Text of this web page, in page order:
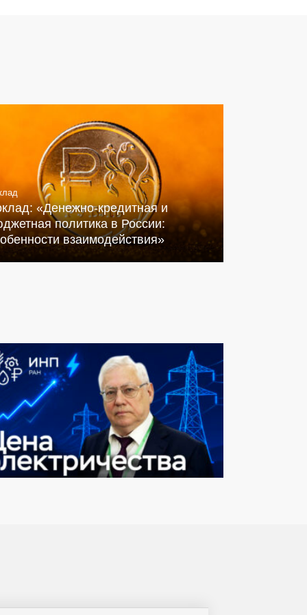
«Денежно-кредитная и
политика в России:
взаимодействия»